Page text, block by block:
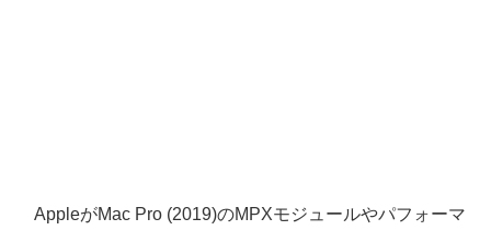
AppleがMac Pro (2019)のMPXモジュールやパフォーマ